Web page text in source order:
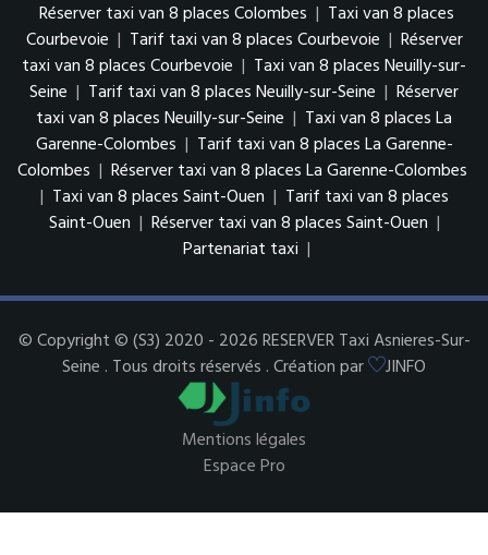
Réserver taxi van 8 places Colombes | Taxi van 8 places
Courbevoie | Tarif taxi van 8 places Courbevoie | Réserver
taxi van 8 places Courbevoie | Taxi van 8 places Neuilly-sur-
Seine | Tarif taxi van 8 places Neuilly-sur-Seine | Réserver
taxi van 8 places Neuilly-sur-Seine | Taxi van 8 places La
Garenne-Colombes | Tarif taxi van 8 places La Garenne-
Colombes | Réserver taxi van 8 places La Garenne-Colombes
| Taxi van 8 places Saint-Ouen | Tarif taxi van 8 places
Saint-Ouen | Réserver taxi van 8 places Saint-Ouen |
Partenariat taxi |
© Copyright © (S3) 2020 - 2026 RESERVER Taxi Asnieres-Sur-
Seine . Tous droits réservés . Création par
JINFO
Mentions légales
Espace Pro